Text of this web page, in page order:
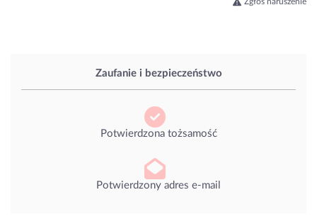
Zaufanie i bezpieczeństwo
Potwierdzona tożsamość
Potwierdzony adres e-mail